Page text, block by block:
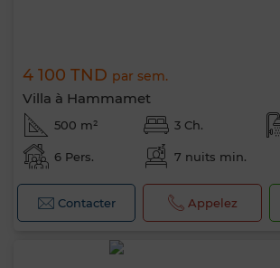
4 100 TND par sem.
Villa à Hammamet
500 m² 3 Ch.
6 Pers. 7 nuits min.
Contacter Appelez